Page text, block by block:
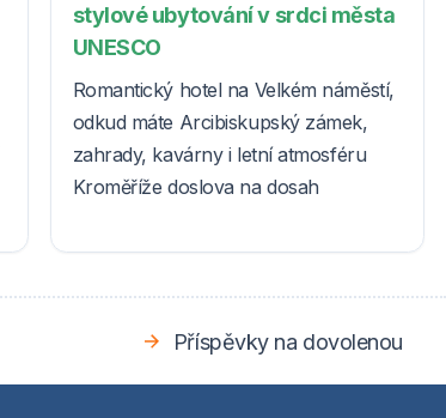
stylové ubytování v srdci města
UNESCO
Romantický hotel na Velkém náměstí,
odkud máte Arcibiskupský zámek,
zahrady, kavárny i letní atmosféru
Kroměříže doslova na dosah
Příspěvky na dovolenou